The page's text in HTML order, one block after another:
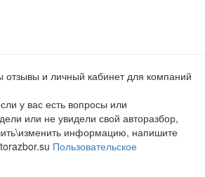
отзывы и личный кабинет для компаний
у вас есть вопросы или
или не увидели свой авторазбор,
информацию, напишите
Пользовательское